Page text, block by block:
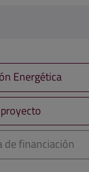
Energética
de financiación